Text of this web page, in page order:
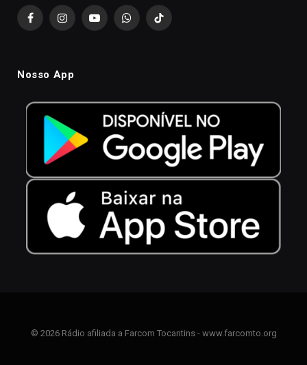
FacebookInstagramYouTubeWhatsAppTikTok
Nosso App
© 2026 Rádio afiliada a Farcom Tocantins - www.farcomto.org